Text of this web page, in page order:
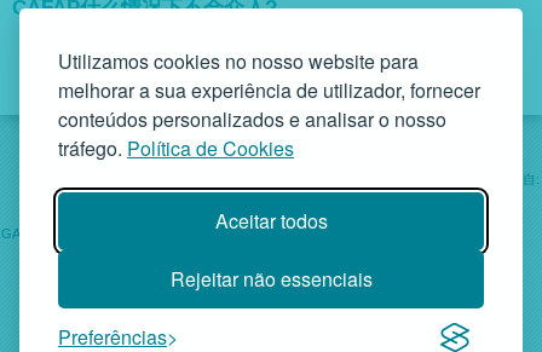
Utilizamos cookies no nosso website para
melhorar a sua experiência de utilizador, fornecer
conteúdos personalizados e analisar o nosso
tráfego. Política de Cookies
Aceitar todos
Rejeitar não essenciais
Preferências
CAFAP什么情况下不会介入?
社会工作来自:
机构 服务 项目 帮助
GAF-家庭支援办公室 • Rua da Bandeira, 342 4900-561 Viana do Castelo
个体社会福利机构——注册编号D.R.58/96. III 14-03-1997 - 税号
503748935